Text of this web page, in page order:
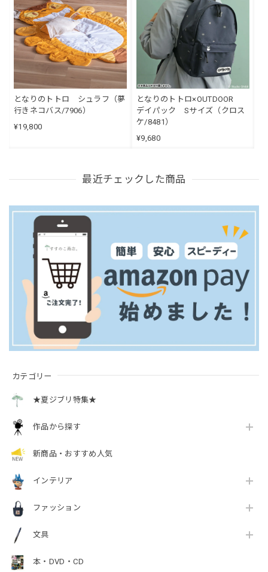
カテゴリー
★夏ジブリ特集★
作品から探す
新商品・おすすめ人気
インテリア
ファッション
文具
本・DVD・CD
となりのトトロ シュラフ（夢
行きネコバス/7906）
¥19,800
となりのトトロ×OUTDOOR
デイパック Sサイズ（クロス
ケ/8481）
¥9,680
最近チェックした商品